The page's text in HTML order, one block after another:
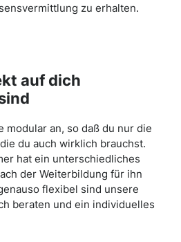
zu erhalten.
auf dich
modular an, so daß du nur die
du auch wirklich brauchst.
hat ein unterschiedliches
der Weiterbildung für ihn
flexibel sind unsere
beraten und ein individuelles